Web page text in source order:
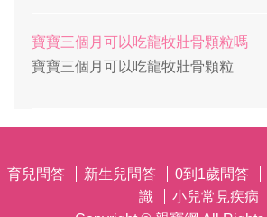
寶寶三個月可以吃龍牧壯骨顆粒嗎
寶寶三個月可以吃龍牧壯骨顆粒
育兒問答 新生兒問答 0到1歲問答
識
小兒常見疾病